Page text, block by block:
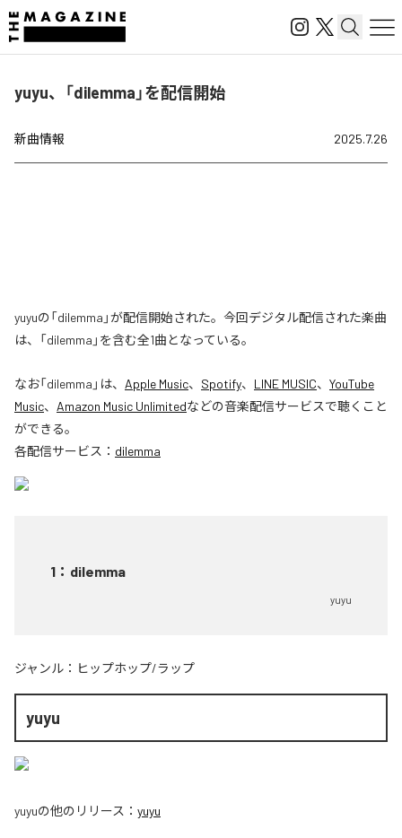
yuyu、「dilemma」を配信開始
新曲情報 2025.7.26
yuyuの「dilemma」が配信開始された。今回デジタル配信された楽曲
は、「dilemma」を含む全1曲となっている。
なお「dilemma 」は、 Apple Music、 Spotify、 LINE MUSIC、 YouTube
Music、 Amazon Music Unlimitedなどの音楽配信サービスで聴くこと
ができる。
各配信サービス： dilemma
1 ： dilemma
yuyu
ジャンル： ヒップホップ/ラップ
yuyu
yuyuの他のリリース： yuyu